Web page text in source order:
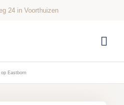
24 in Voorthuizen
Eastborn